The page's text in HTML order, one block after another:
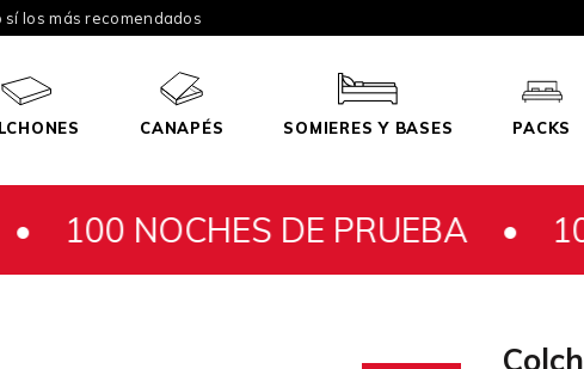
los más recomendados
CANAPÉS SOMIERES Y BASES PACKS
DE PRUEBA •100 NOCHES